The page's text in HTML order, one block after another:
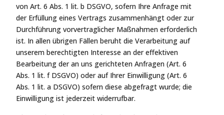
von Art. 6 Abs. 1 lit. b DSGVO, sofern Ihre Anfrage mit
der Erfüllung eines Vertrags zusammenhängt oder zur
Durchführung vorvertraglicher Maßnahmen erforderlich
ist. In allen übrigen Fällen beruht die Verarbeitung auf
unserem berechtigten Interesse an der effektiven
Bearbeitung der an uns gerichteten Anfragen (Art. 6
Abs. 1 lit. f DSGVO) oder auf Ihrer Einwilligung (Art. 6
Abs. 1 lit. a DSGVO) sofern diese abgefragt wurde; die
Einwilligung ist jederzeit widerrufbar.